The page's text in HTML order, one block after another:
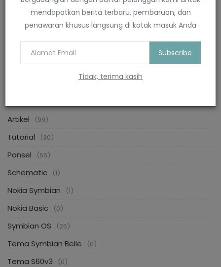
mendapatkan berita terbaru, pembaruan, dan
penawaran khusus langsung di kotak masuk Anda
Subscribe
Tidak, terima kasih
Symbianesia Juli 17, 2024
Artikel (99)
Tutorial (30)
Ponsel (56)
Schematic (1)
Nokia Symbian (1)
Nokia Basic (0)
Symbian OS (26)
Tema Symbian Belle (0)
Tema S60v3 (0)